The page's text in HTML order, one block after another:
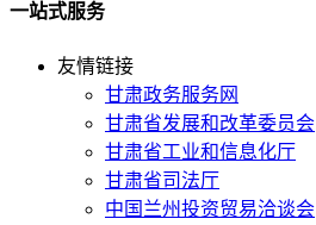
一站式服务
友情链接
甘肃政务服务网
甘肃省发展和改革委员会
甘肃省工业和信息化厅
甘肃省司法厅
中国兰州投资贸易洽谈会